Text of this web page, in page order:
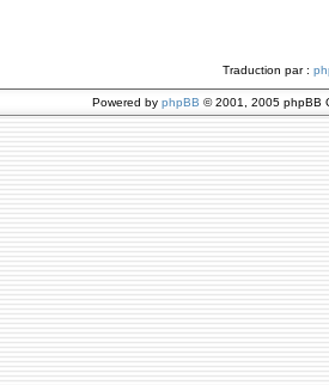
Traduction par :
Powered by phpBB © 2001, 2005 phpBB